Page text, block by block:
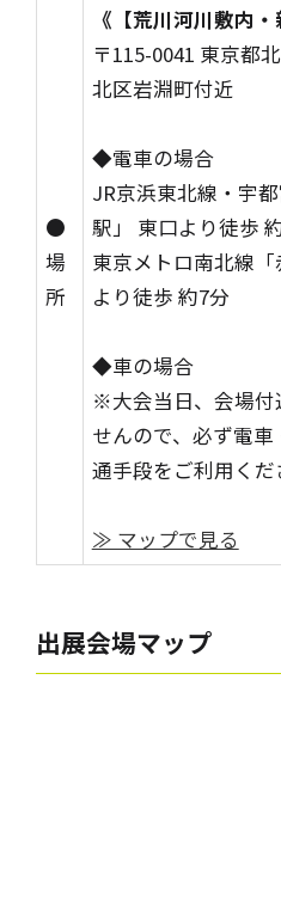
●
場
所
《【荒川河川敷内
〒115-0041 東京都
北区岩淵町付近
◆電車の場合
JR京浜東北線・宇
駅」 東口より徒歩
東京メトロ南北線
より徒歩 約7分
◆車の場合
※大会当日、会場付
せんので、必ず電
通手段をご利用くだ
≫ マップで見る
出展会場マップ